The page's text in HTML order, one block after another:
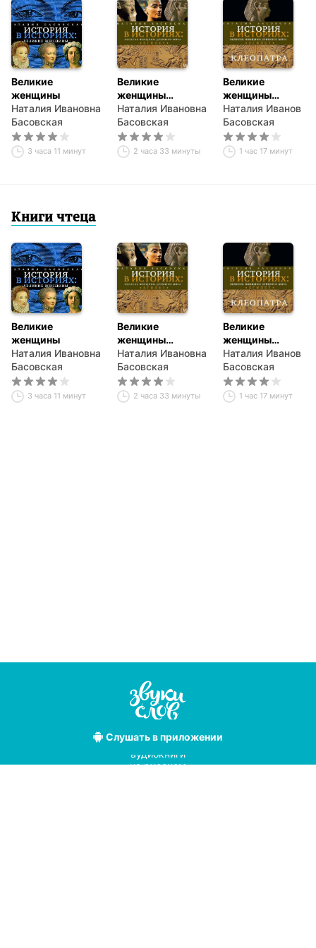
Великие
женщины
Наталия Ивановна
Басовская
3 часа 11 минут
Великие
женщины
древнего Египта
Наталия Ивановна
Басовская
2 часа 33 минуты
Великие
женщины
древнего Египта.
Царица
Клеопатра
Наталия Ивановна
Басовская
1 час 17 минут
Книги чтеца
Великие
женщины
Наталия Ивановна
Басовская
3 часа 11 минут
Великие
женщины
древнего Египта
Наталия Ивановна
Басовская
2 часа 33 минуты
Великие
женщины
древнего Египта.
Царица
Клеопатра
Наталия Ивановна
Басовская
1 час 17 минут
Слушатьв приложении
Лучшие
аудиокниги
на русском